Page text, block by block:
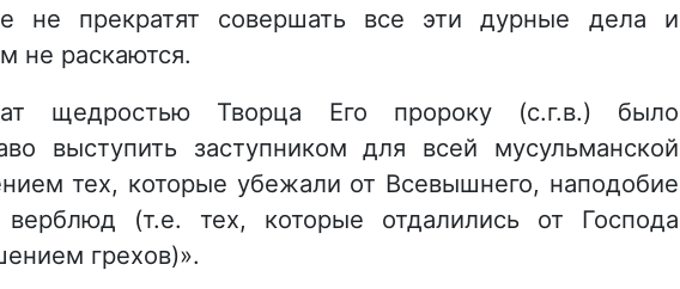
не прекратят совершать все эти дурные дела и
не раскаются.
щедростью Творца Его пророку (с.г.в.) было
выступить заступником для всей мусульманской
тех, которые убежали от Всевышнего, наподобие
верблюд (т.е. тех, которые отдалились от Господа
грехов)».